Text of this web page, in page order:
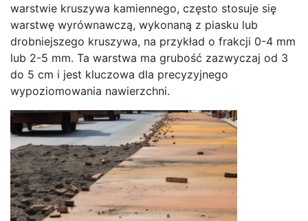
warstwie kruszywa kamiennego, często stosuje się
warstwę wyrównawczą, wykonaną z piasku lub
drobniejszego kruszywa, na przykład o frakcji 0-4 mm
lub 2-5 mm. Ta warstwa ma grubość zazwyczaj od 3
do 5 cm i jest kluczowa dla precyzyjnego
wypoziomowania nawierzchni.